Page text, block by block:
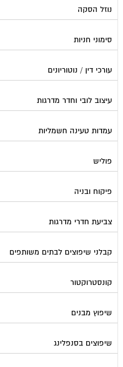
קבלני שיפוצים לבתים משותפים
קונסטרוקטור
שיפוץ מבנים
שיפוצים בסנפלינג
שערים ומחסומים
תיבות דואר
פורטל בית משותף
בית
אינדקס נותני שירותים לוועד הבית
פרסום באתר
המגזינים המובילים